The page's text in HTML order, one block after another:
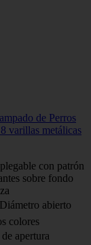
de Perros
varillas metálicas
con patrón
sobre fondo
abierto
colores
apertura